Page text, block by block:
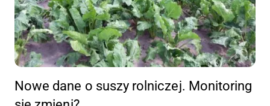
Nowe dane o suszy rolniczej. Monitoring